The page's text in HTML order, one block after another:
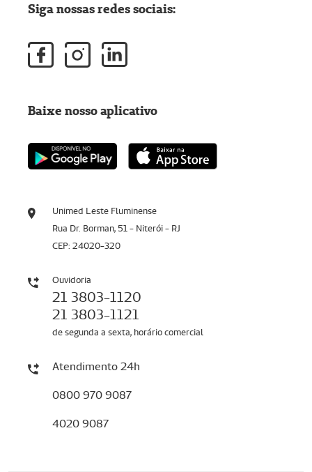
Unimed Leste Fluminense
Rua Dr. Borman, 51 - Niterói - RJ
CEP: 24020-320
Ouvidoria
21 3803-1120
21 3803-1121
de segunda a sexta, horário comercial
Atendimento 24h
0800 970 9087
4020 9087
Siga nossas redes sociais:
Baixe nosso aplicativo